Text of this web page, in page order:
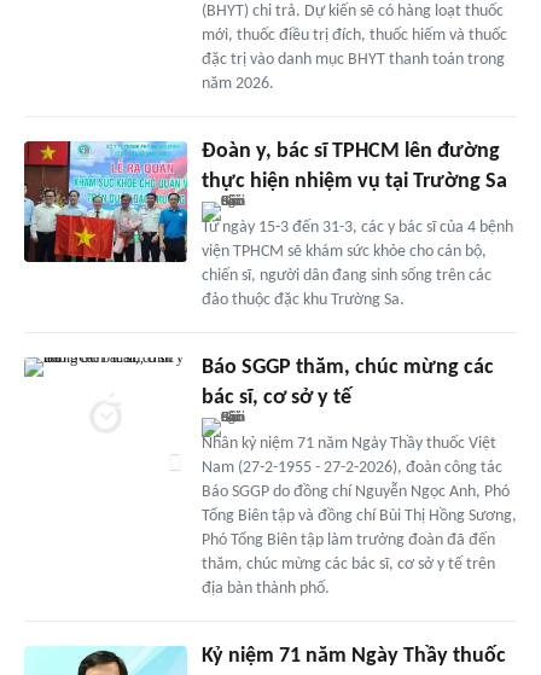
(BHYT) chi trả. Dự kiến sẽ có hàng loạt thuốc
mới, thuốc điều trị đích, thuốc hiếm và thuốc
đặc trị vào danh mục BHYT thanh toán trong
năm 2026.
Đoàn y, bác sĩ TPHCM lên đường
thực hiện nhiệm vụ tại Trường Sa
Từ ngày 15-3 đến 31-3, các y bác sĩ của 4 bệnh
viện TPHCM sẽ khám sức khỏe cho cán bộ,
chiến sĩ, người dân đang sinh sống trên các
đảo thuộc đặc khu Trường Sa.
Báo SGGP thăm, chúc mừng các
bác sĩ, cơ sở y tế
Nhân kỷ niệm 71 năm Ngày Thầy thuốc Việt
Nam (27-2-1955 - 27-2-2026), đoàn công tác
Báo SGGP do đồng chí Nguyễn Ngọc Anh, Phó
Tổng Biên tập và đồng chí Bùi Thị Hồng Sương,
Phó Tổng Biên tập làm trưởng đoàn đã đến
thăm, chúc mừng các bác sĩ, cơ sở y tế trên
địa bàn thành phố.
Kỷ niệm 71 năm Ngày Thầy thuốc